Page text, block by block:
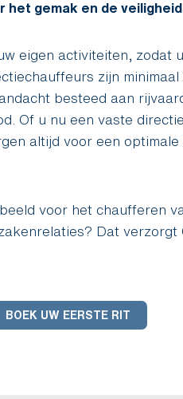
gemak en de
eigen activiteiten, zodat
zijn minimaal
besteed aan
Of u nu een vaste
altijd voor een
voor het chaufferen
Dat verzorgt
BOEK UW EERSTE RIT